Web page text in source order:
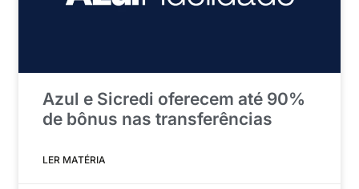
Azul e Sicredi oferecem até 90%
de bônus nas transferências
LER MATÉRIA